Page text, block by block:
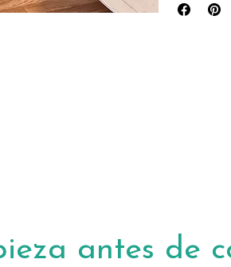
Precio con
antes de